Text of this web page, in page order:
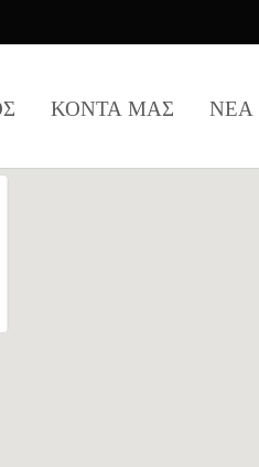
ΚΟΝΤΑ ΜΑΣ ΝΕΑ